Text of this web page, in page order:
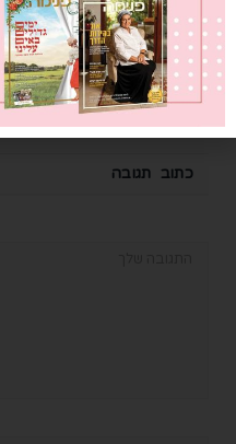
בואי לאילת, לאילת
30/11/2025
0
כתוב תגובה